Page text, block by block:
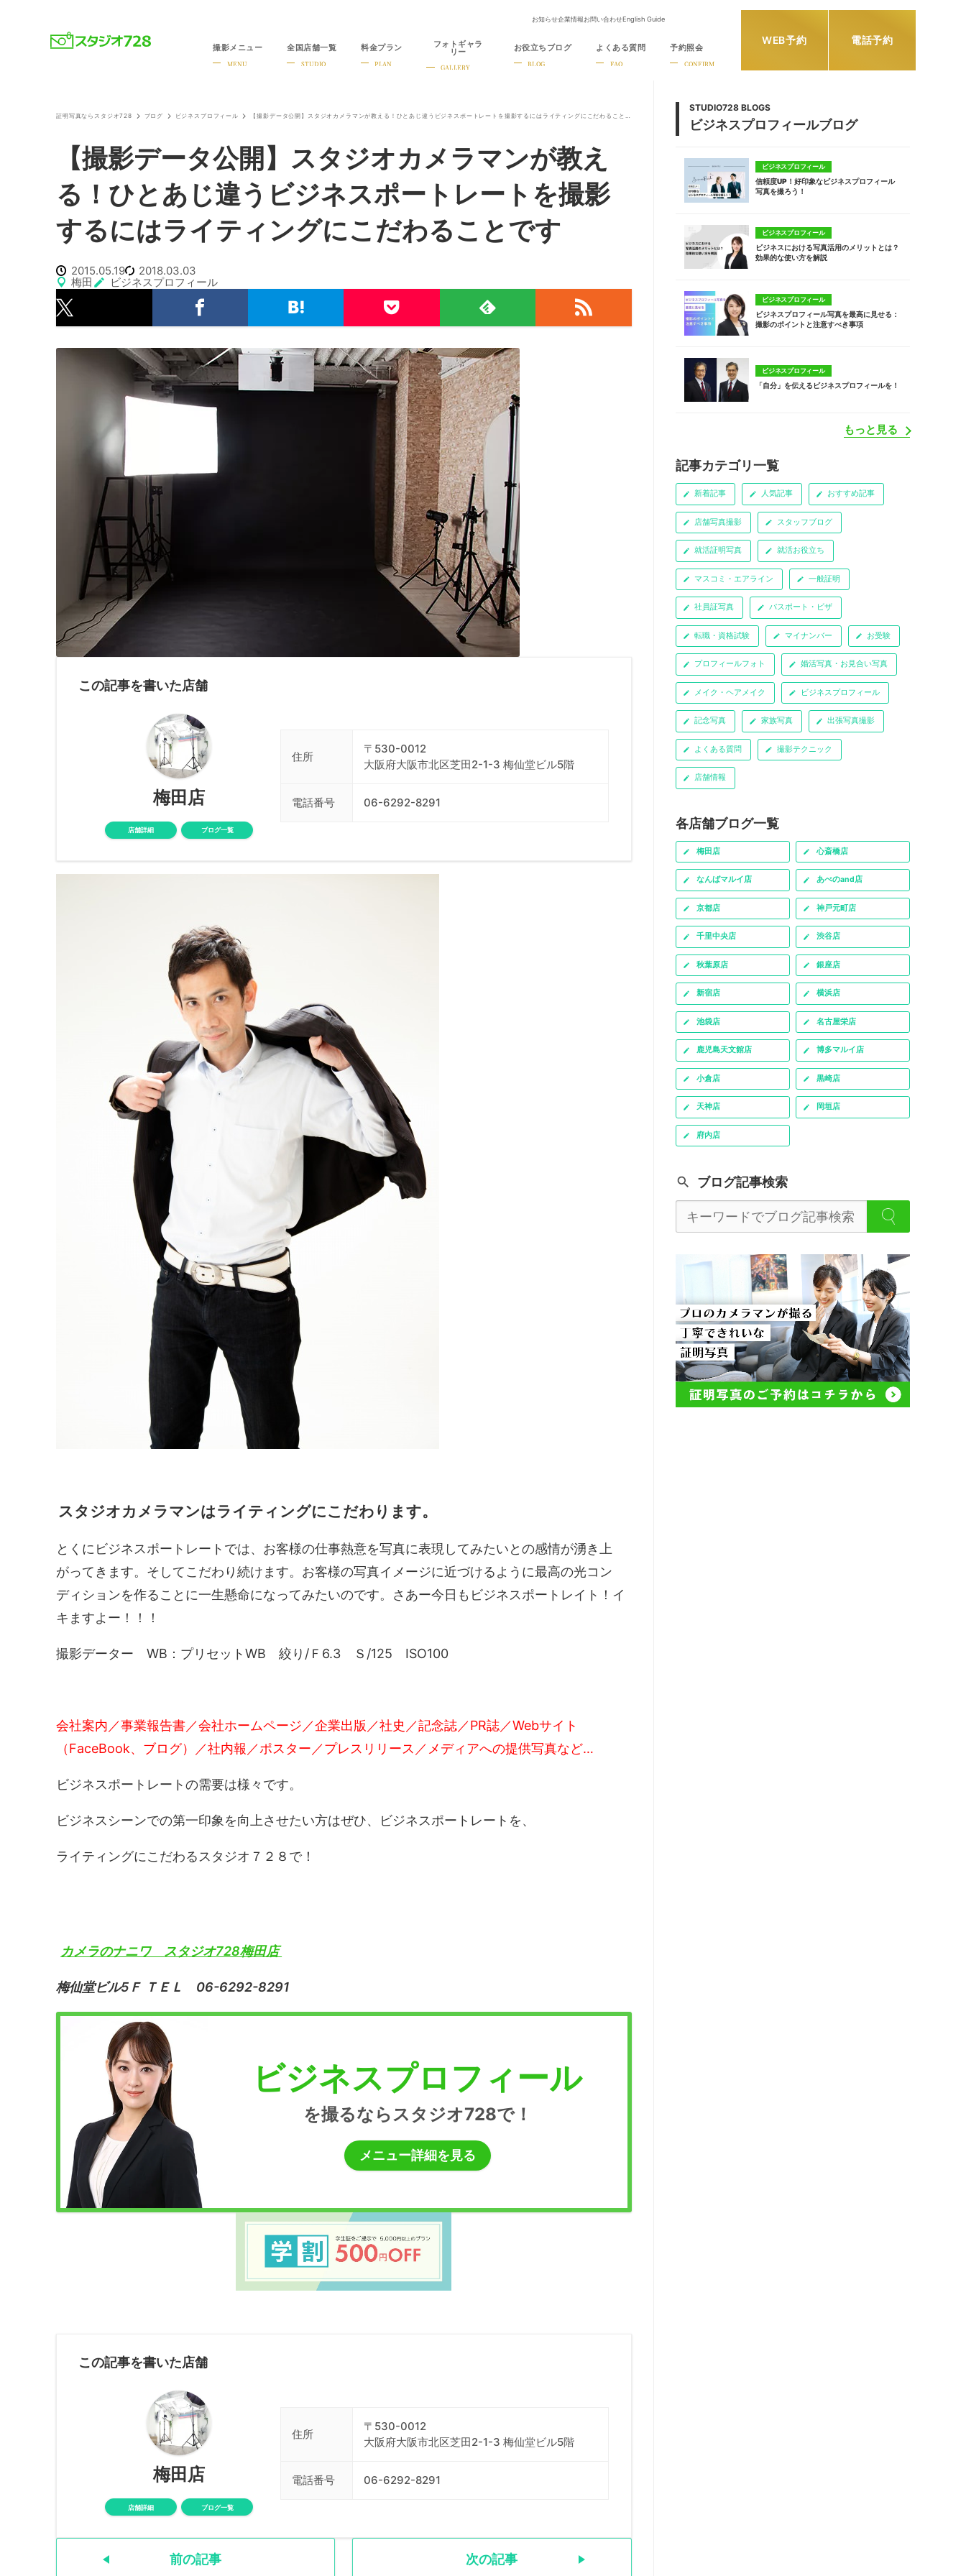
就活・婚活・各種証明写真なら全国のスタジオ728
お知らせ企業情報お問い合わせEnglish Guide
撮影メニュー
MENU
全国店舗一覧
STUDIO
料金プラン
PLAN
フォトギャラ
リー
GALLERY
お役立ちブログ
BLOG
よくある質問
FAQ
予約照会
CONFIRM
WEB予約 電話予約
証明写真ならスタジオ728 ブログ ビジネスプロフィール
【撮影データ公開】スタジオカメラマンが教え
る！ひとあじ違うビジネスポートレートを撮影
するにはライティングにこだわることです
2015.05.19
2018.03.03
梅田
ビジネスプロフィール
この記事を書いた店舗
梅田店
店舗詳細 ブログ一覧
住所
〒530-0012
大阪府大阪市北区芝田2-1-3 梅仙堂ビル5階
電話番号 06-6292-8291
スタジオカメラマンはライティングにこだわります。
とくにビジネスポートレートでは、お客様の仕事熱意を写真に表現してみたいとの感情が湧き上
がってきます。そしてこだわり続けます。お客様の写真イメージに近づけるように最高の光コン
ディションを作ることに一生懸命になってみたいのです。さあー今日もビジネスポートレイト！イ
キますよー！！！
撮影データー WB：プリセットWB 絞り/Ｆ6.3 Ｓ/125 ISO100
会社案内／事業報告書／会社ホームページ／企業出版／社史／記念誌／PR誌／Webサイト
（FaceBook、ブログ）／社内報／ポスター／プレスリリース／メディアへの提供写真など…
ビジネスポートレートの需要は様々です。
ビジネスシーンでの第一印象を向上させたい方はぜひ、ビジネスポートレートを、
ライティングにこだわるスタジオ７２８で！
カメラのナニワ スタジオ728梅田店
梅仙堂ビル5Ｆ ＴＥＬ 06-6292-8291
ビジネスプロフィール
を撮るならスタジオ728で！
メニュー詳細を見る
この記事を書いた店舗
梅田店
店舗詳細 ブログ一覧
住所
〒530-0012
大阪府大阪市北区芝田2-1-3 梅仙堂ビル5階
電話番号 06-6292-8291
前の記事 次の記事
STUDIO728 BLOGS
ビジネスプロフィールブログ
ビジネスプロフィール
信頼度UP！好印象なビジネスプロフィール
写真を撮ろう！
ビジネスプロフィール
ビジネスにおける写真活用のメリットとは？
効果的な使い方を解説
ビジネスプロフィール
ビジネスプロフィール写真を最高に見せる：
撮影のポイントと注意すべき事項
ビジネスプロフィール
「自分」を伝えるビジネスプロフィールを！
もっと見る
記事カテゴリ一覧
新着記事 人気記事 おすすめ記事
店舗写真撮影 スタッフブログ
就活証明写真 就活お役立ち
マスコミ・エアライン 一般証明
社員証写真 パスポート・ビザ
転職・資格試験 マイナンバー お受験
プロフィールフォト 婚活写真・お見合い写真
メイク・ヘアメイク ビジネスプロフィール
記念写真 家族写真 出張写真撮影
よくある質問 撮影テクニック
店舗情報
各店舗ブログ一覧
梅田店 心斎橋店
なんばマルイ店 あべのand店
京都店 神戸元町店
千里中央店 渋谷店
秋葉原店 銀座店
新宿店 横浜店
池袋店 名古屋栄店
鹿児島天文館店 博多マルイ店
小倉店 黒崎店
天神店 岡垣店
府内店
ブログ記事検索